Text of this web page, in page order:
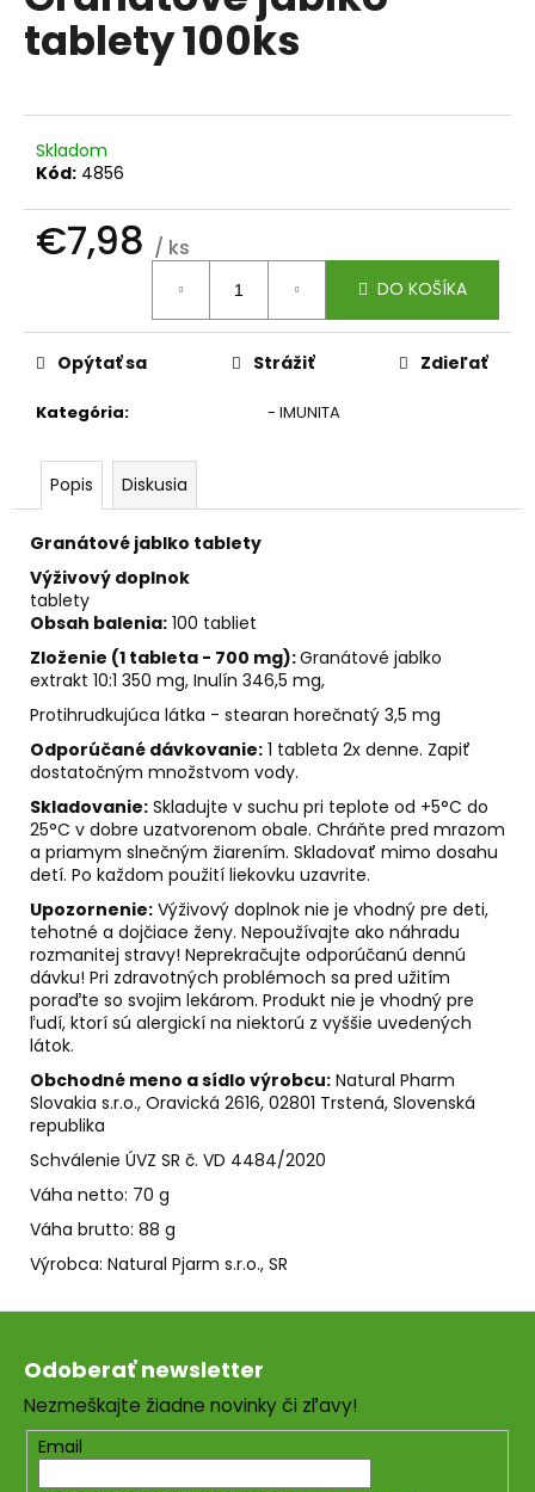
0,0
z
tablety 100ks
Skladom
Kód: 4856
€7,98 / ks
DO KOŠÍKA
Kategória: - IMUNITA
Opýtať sa Strážiť Zdieľať
Popis Diskusia
Granátové jablko tablety
Výživový doplnok
tablety
Obsah balenia: 100 tabliet
Zloženie (1 tableta - 700 mg):Granátové jablko
extrakt 10:1 350 mg, Inulín 346,5 mg,
Protihrudkujúca látka - stearan horečnatý 3,5 mg
Odporúčané dávkovanie: 1 tableta 2x denne. Zapiť
dostatočným množstvom vody.
Skladovanie: Skladujte v suchu pri teplote od +5°C do
25°C v dobre uzatvorenom obale. Chráňte pred mrazom
a priamym slnečným žiarením. Skladovať mimo dosahu
detí. Po každom použití liekovku uzavrite.
Upozornenie: Výživový doplnok nie je vhodný pre deti,
tehotné a dojčiace ženy. Nepoužívajte ako náhradu
rozmanitej stravy! Neprekračujte odporúčanú dennú
dávku! Pri zdravotných problémoch sa pred užitím
poraďte so svojim lekárom. Produkt nie je vhodný pre
ľudí, ktorí sú alergickí na niektorú z vyššie uvedených
látok.
Obchodné meno a sídlo výrobcu: Natural Pharm
Slovakia s.r.o., Oravická 2616, 02801 Trstená, Slovenská
republika
Schválenie ÚVZ SR č. VD 4484/2020
Váha netto: 70 g
Váha brutto: 88 g
Výrobca: Natural Pjarm s.r.o., SR
á
j
ť
?
d
ú
č
a
m
e
ALFA
&
OMEGA
€59
Z
Odoberať newsletter
Nezmeškajte žiadne novinky či zľavy!
Email